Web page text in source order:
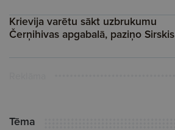
Krievija varētu sākt uzbrukumu
Čerņihivas apgabalā, paziņo Sirskis
Tēma